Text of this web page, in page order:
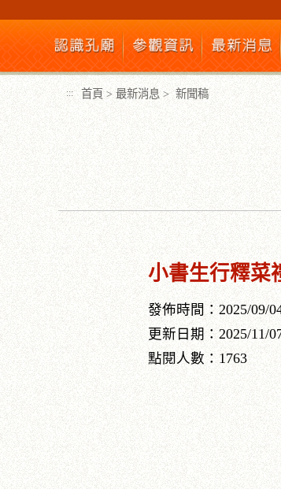
主
要
內
容
區
塊
::: 首頁 > 最新消息 > 新聞稿
:::
小書生行釋
發佈時間：2025/09/
更新日期：2025/11/
點閱人數：1763